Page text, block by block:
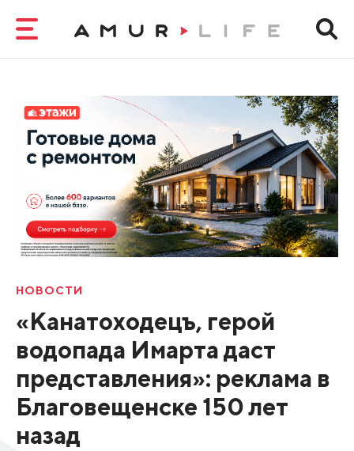
НОВОСТИ
«Канатоходецъ, герой
водопада Имарта даст
представления»: реклама в
Благовещенске 150 лет
назад